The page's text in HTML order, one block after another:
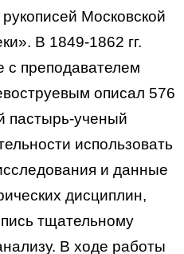
Московской
В 1849-1862 гг.
с преподавателем
описал 576
пастырь-ученый
использовать
и данные
дисциплин,
тщательному
В ходе работы